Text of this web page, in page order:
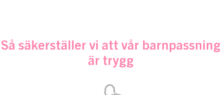
Så säkerställer vi att vår barnpassning
är trygg